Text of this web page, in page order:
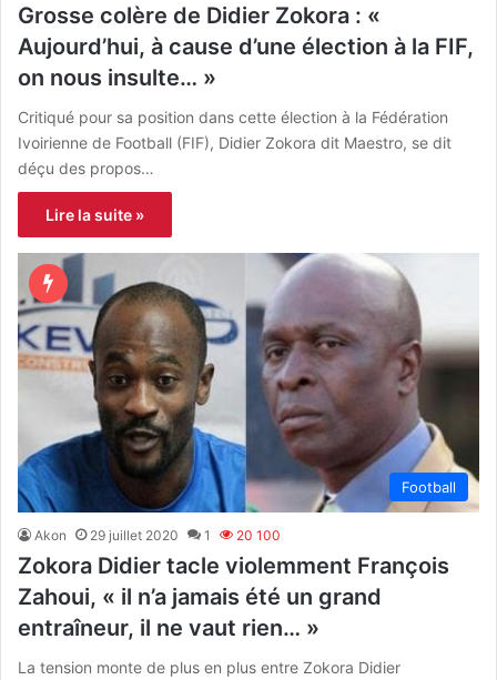
Grosse colère de Didier Zokora : «
Aujourd’hui, à cause d’une élection à la FIF,
on nous insulte… »
Critiqué pour sa position dans cette élection à la Fédération
Ivoirienne de Football (FIF), Didier Zokora dit Maestro, se dit
déçu des propos…
Lire la suite »
Football
Akon 29 juillet 2020 1 20 100
Zokora Didier tacle violemment François
Zahoui, « il n’a jamais été un grand
entraîneur, il ne vaut rien… »
La tension monte de plus en plus entre Zokora Didier